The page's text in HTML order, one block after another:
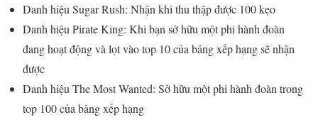
Danh hiệu Sugar Rush: Nhận khi thu thập được 100 kẹo
Danh hiệu Pirate King: Khi bạn sở hữu một phi hành đoàn
đang hoạt động và lọt vào top 10 của bảng xếp hạng sẽ nhận
được
Danh hiệu The Most Wanted: Sở hữu một phi hành đoàn trong
top 100 của bảng xếp hạng